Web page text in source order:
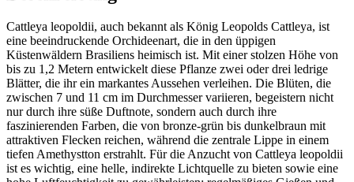
Cattleya leopoldii, auch bekannt als König Leopolds Cattleya, ist
eine beeindruckende Orchideenart, die in den üppigen
Küstenwäldern Brasiliens heimisch ist. Mit einer stolzen Höhe von
bis zu 1,2 Metern entwickelt diese Pflanze zwei oder drei ledrige
Blätter, die ihr ein markantes Aussehen verleihen. Die Blüten, die
zwischen 7 und 11 cm im Durchmesser variieren, begeistern nicht
nur durch ihre süße Duftnote, sondern auch durch ihre
faszinierenden Farben, die von bronze-grün bis dunkelbraun mit
attraktiven Flecken reichen, während die zentrale Lippe in einem
tiefen Amethystton erstrahlt. Für die Anzucht von Cattleya leopoldii
ist es wichtig, eine helle, indirekte Lichtquelle zu bieten sowie eine